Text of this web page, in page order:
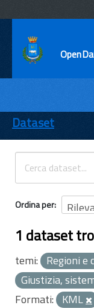
ENTI
TEMI
INFORMAZIONI
Dataset
Ordina per
1 dataset
temi: Regioni e
Giustizia,
Formati: KML